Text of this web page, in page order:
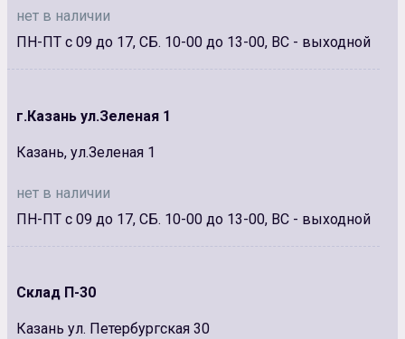
нет в наличии
ПН-ПТ с 09 до 17, СБ. 10-00 до 13-00, ВС - выходной
г.Казань ул.Зеленая 1
Казань, ул.Зеленая 1
нет в наличии
ПН-ПТ с 09 до 17, СБ. 10-00 до 13-00, ВС - выходной
Склад П-30
Казань ул. Петербургская 30